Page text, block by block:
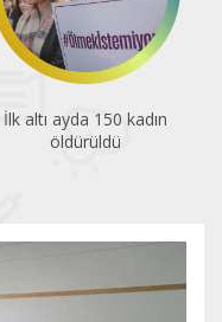
İlk altı ayda 150 kadın
öldürüldü